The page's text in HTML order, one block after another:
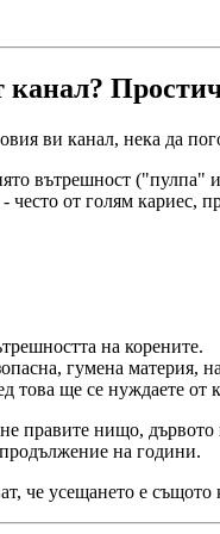
ви канал, нека да
вътрешност
често от голям
на корените.
гумена материя,
това ще се нуждаете от
правите нищо,
на години.
че усещането е